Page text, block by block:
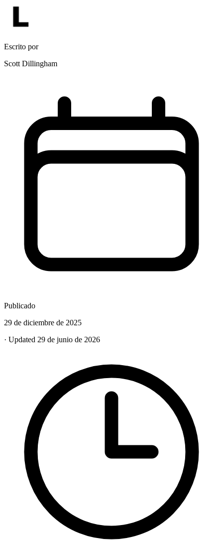
Escrito por
Scott Dillingham
Publicado
29 de diciembre de 2025
· Updated 29 de junio de 2026